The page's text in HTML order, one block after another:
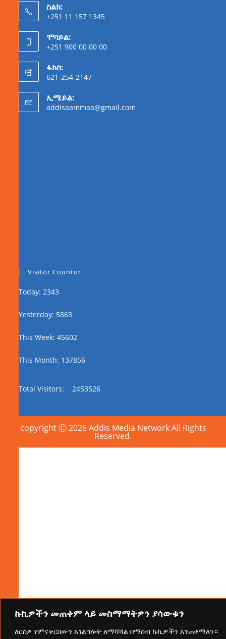
ኩኪዎችን መጠቀም ላይ መስማማትዎን ያሳውቁን
ለርስዎ የምናቀርበውን አገልግሎት ለማሻሻል በማሰብ ኩኪዎችን እንጠቀማለን።
ስልክ:
+251 11 157 1345
ሞባይል:
+251 900 00 00 00
ፋክስ:
621-254-2147
ኢሜይል:
addisaammaa@gmail.com
Visitor Countor
Today: 2343
Yesterday: 5863
This Week: 45602
This Month: 137856
Total Visitors: 2453526
copyright Ⓒ 2026 Addis Media Network All Rights
Reserved.